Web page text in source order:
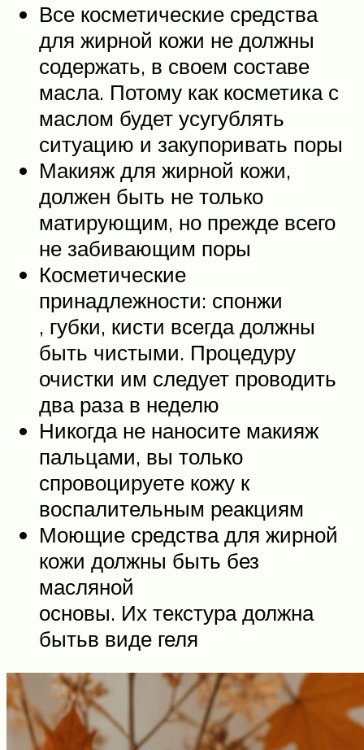
Все косметические средства
для жирной кожи не должны
содержать, в своем составе
масла. Потому как косметика с
маслом будет усугублять
ситуацию и закупоривать поры
Макияж для жирной кожи,
должен быть не только
матирующим, но прежде всего
не забивающим поры
Косметические
принадлежности: спонжи
, губки, кисти всегда должны
быть чистыми. Процедуру
очистки им следует проводить
два раза в неделю
Никогда не наносите макияж
пальцами, вы только
спровоцируете кожу к
воспалительным реакциям
Моющие средства для жирной
кожи должны быть без
масляной
основы. Их текстура должна
бытьв виде геля